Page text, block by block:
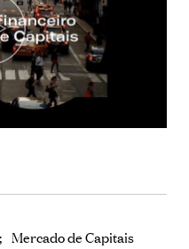
Mercado de Capitais